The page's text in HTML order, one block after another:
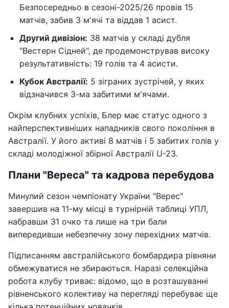
Безпосередньо в сезоні-2025/26 провів 15
матчів, забив 3 м'ячі та віддав 1 асист.
Другий дивізіон: 38 матчів у складі дубля
"Вестерн Сідней", де продемонстрував високу
результативність: 19 голів та 4 асисти.
Кубок Австралії: 5 зіграних зустрічей, у яких
відзначився 3-ма забитими м'ячами.
Окрім клубних успіхів, Блер має статус одного з
найперспективніших нападників свого покоління в
Австралії. У його активі 8 матчів і 5 забитих голів у
складі молодіжної збірної Австралії U-23.
Плани "Вереса" та кадрова перебудова
Минулий сезон чемпіонату України "Верес"
завершив на 11-му місці в турнірній таблиці УПЛ,
набравши 31 очко та лише на три бали
випередивши небезпечну зону перехідних матчів.
Підписанням австралійського бомбардира рівняни
обмежуватися не збираються. Наразі селекційна
робота клубу триває: відомо, що в розташуванні
рівненського колективу на перегляді перебуває ще